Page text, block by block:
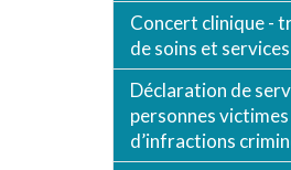
Concert clinique -
de soins et services
Déclaration de
personnes victimes
d’infractions